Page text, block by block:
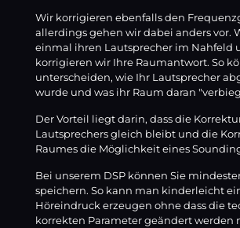
Wir korrigieren ebenfalls den
allerdings gehen wir dabei anders vor.
einmal ihren Lautsprecher im Nahfeld
korrigieren wir Ihre Raumantwort. So
unterscheiden, wie Ihr Lautsprecher
wurde und was ihr Raum daran
Der Vorteil liegt darin, dass die
Lautsprechers gleich bleibt und die
Raumes die Möglichkeit eines
Bei unserem DSP können Sie
speichern. So kann man kinderleicht
Höreindruck erzeugen ohne dass die
korrekten Parameter geändert werden